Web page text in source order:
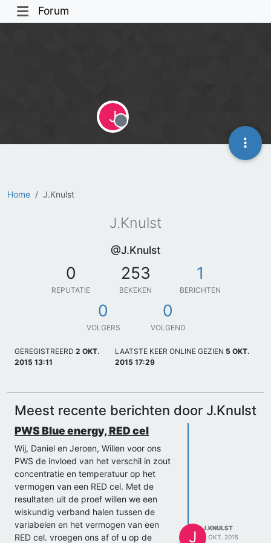
Forum
Home J.Knulst
J
Offline
J.Knulst
@J.Knulst
0
REPUTATIE
253
BEKEKEN
1
BERICHTEN
0
VOLGERS
0
VOLGEND
GEREGISTREERD 2 OKT.
2015 13:11
LAATSTE KEER ONLINE GEZIEN 5 OKT.
2015 17:29
Meest recente berichten door J.Knulst
PWS Blue energy, RED cel
Wij, Daniel en Jeroen, Willen voor ons
PWS de invloed van het verschil in zout
concentratie en temperatuur op het
vermogen van een RED cel. Met de
resultaten uit de proef willen we een
wiskundig verband halen tussen de
variabelen en het vermogen van een
RED cel. vroegen ons af of u op de
J
J.KNULST
2 OKT. 2015